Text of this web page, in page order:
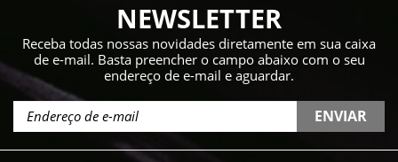
NEWSLETTER
Receba todas nossas novidades diretamente em sua caixa
de e-mail. Basta preencher o campo abaixo com o seu
endereço de e-mail e aguardar.
ENVIAR